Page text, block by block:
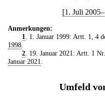
[1. Juli
Anmerkungen:
1
. 1. Januar 1999: Artt. 1, 4
1998
2. 19. Januar 2021: Artt. 1
Januar 2021
Umfeld